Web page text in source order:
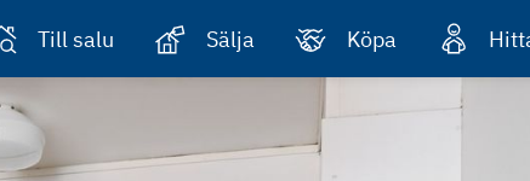
Till salu Sälja Köpa